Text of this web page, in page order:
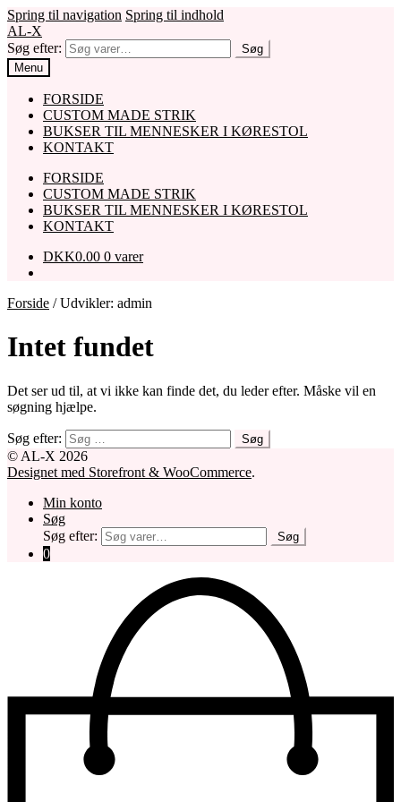
Spring til navigation Spring til indhold
AL-X
Søg efter:
Søg
Menu
FORSIDE
CUSTOM MADE STRIK
BUKSER TIL MENNESKER I KØRESTOL
KONTAKT
FORSIDE
CUSTOM MADE STRIK
BUKSER TIL MENNESKER I KØRESTOL
KONTAKT
DKK0.00 0 varer
Forside /Udvikler: admin
Intet fundet
Det ser ud til, at vi ikke kan finde det, du leder efter. Måske vil en
søgning hjælpe.
Søg efter:
© AL-X 2026
Designet med Storefront & WooCommerce.
Min konto
Søg
Søg efter:
Søg
0